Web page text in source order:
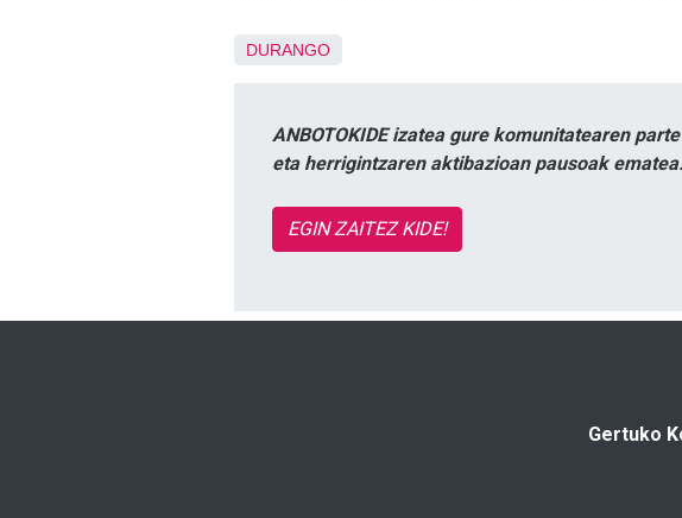
DURANGO
ANBOTOKIDE izatea gure komunitatearen
eta herrigintzaren aktibazioan pausoak ematea.
EGIN ZAITEZ KIDE!
Gertuko